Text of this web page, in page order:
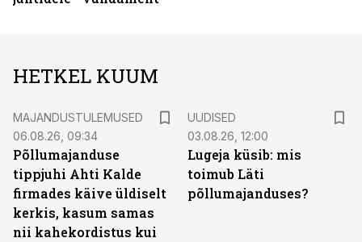
HETKEL KUUM
MAJANDUSTULEMUSED
06.08.26, 09:34
Põllumajanduse
tippjuhi Ahti Kalde
firmades käive üldiselt
kerkis, kasum samas
nii kahekordistus kui
UUDISED
03.08.26, 12:00
Lugeja küsib: mis
toimub Läti
põllumajanduses?